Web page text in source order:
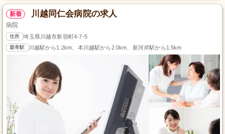
新着 川越同仁会病院の求人
病院
住所 埼玉県川越市新宿町4-7-5
最寄駅 川越駅から1.2km、本川越駅から2.0km、新河岸駅から1.5km